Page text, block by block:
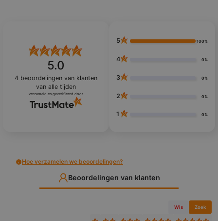
5.0
4beoordelingen van klanten
van alle tijden
verzameld en geverifieerd door
5 100%
4 0%
3 0%
2 0%
1 0%
Hoe verzamelen we beoordelingen?
Beoordelingen van klanten
Wis Zoek